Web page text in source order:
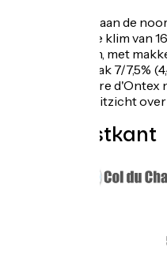
Vanaf Portout, aan de
is het een lange klim van
bijzondere klim, met
stukken van vaak 7/7,5%
Mis de Belvédère
panoramisch uitzicht
Topo westkant